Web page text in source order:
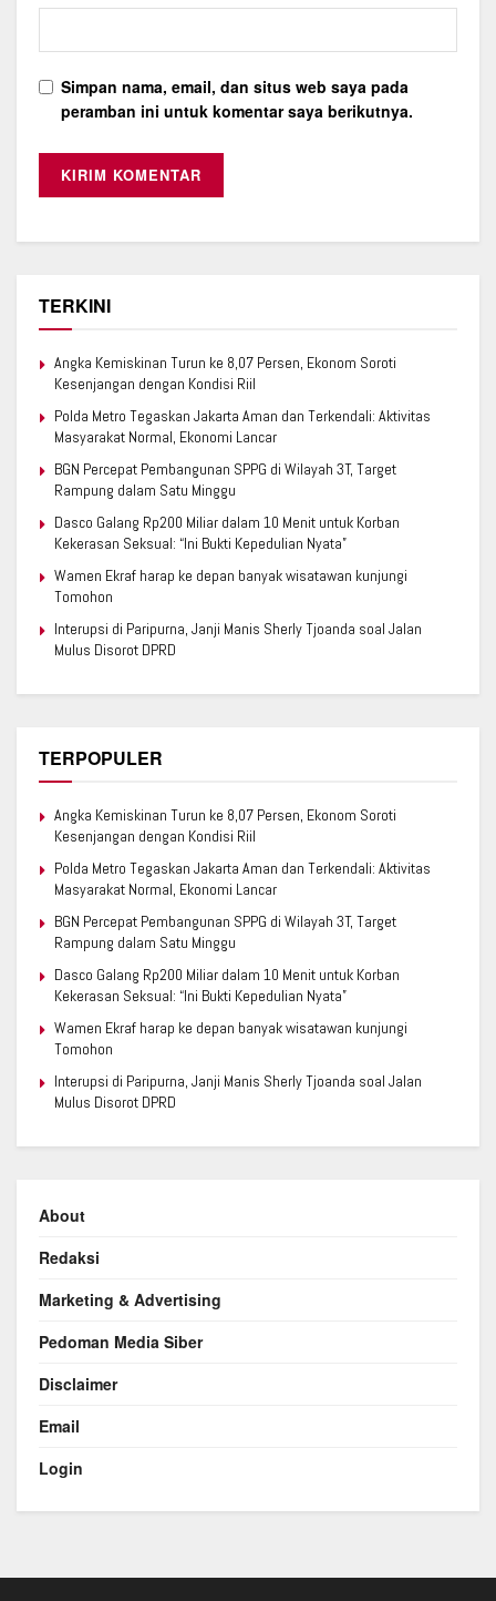
Simpan nama, email, dan situs web saya pada
peramban ini untuk komentar saya berikutnya.
TERKINI
Angka Kemiskinan Turun ke 8,07 Persen, Ekonom Soroti
Kesenjangan dengan Kondisi Riil
Polda Metro Tegaskan Jakarta Aman dan Terkendali: Aktivitas
Masyarakat Normal, Ekonomi Lancar
BGN Percepat Pembangunan SPPG di Wilayah 3T, Target
Rampung dalam Satu Minggu
Dasco Galang Rp200 Miliar dalam 10 Menit untuk Korban
Kekerasan Seksual: “Ini Bukti Kepedulian Nyata”
Wamen Ekraf harap ke depan banyak wisatawan kunjungi
Tomohon
Interupsi di Paripurna, Janji Manis Sherly Tjoanda soal Jalan
Mulus Disorot DPRD
TERPOPULER
Angka Kemiskinan Turun ke 8,07 Persen, Ekonom Soroti
Kesenjangan dengan Kondisi Riil
Polda Metro Tegaskan Jakarta Aman dan Terkendali: Aktivitas
Masyarakat Normal, Ekonomi Lancar
BGN Percepat Pembangunan SPPG di Wilayah 3T, Target
Rampung dalam Satu Minggu
Dasco Galang Rp200 Miliar dalam 10 Menit untuk Korban
Kekerasan Seksual: “Ini Bukti Kepedulian Nyata”
Wamen Ekraf harap ke depan banyak wisatawan kunjungi
Tomohon
Interupsi di Paripurna, Janji Manis Sherly Tjoanda soal Jalan
Mulus Disorot DPRD
About
Redaksi
Marketing & Advertising
Pedoman Media Siber
Disclaimer
Email
Login